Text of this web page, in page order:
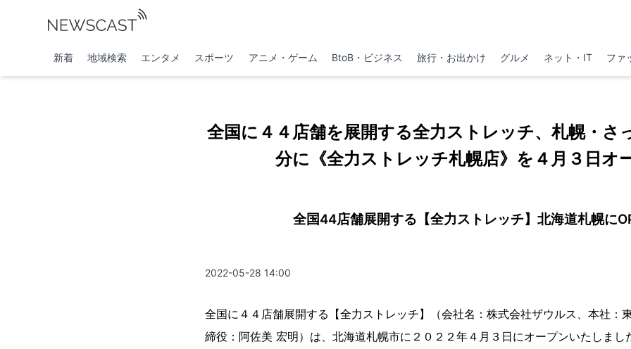
新着 地域検索 エンタメ スポーツ アニメ・ゲーム BtoB・ビジネス 旅行・お出かけ グルメ ネット・IT ファ
全国に４４店舗を展開する全力ストレッチ、札幌・さ
分に《全力ストレッチ札幌店》を４月３日オ
全国44店舗展開する【全力ストレッチ】北海道札幌に
2022-05-28 14:00
全国に４４店舗展開する【全力ストレッチ】（会社名：株式会社ザウルス、本社：
締役：阿佐美 宏明）は、北海道札幌市に２０２２年４月３日にオープンいたしまし